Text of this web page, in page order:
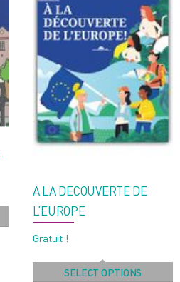
A LA DECOUVERTE DE
L’EUROPE
Gratuit !
SELECT OPTIONS